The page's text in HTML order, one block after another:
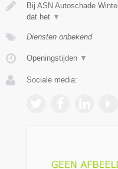
Bij ASN Autoschade
dat het ▼
Diensten onbekend
Openingstijden ▼
Sociale media: